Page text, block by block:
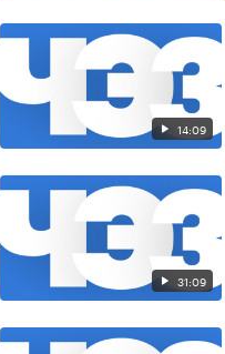
14:09
31:09